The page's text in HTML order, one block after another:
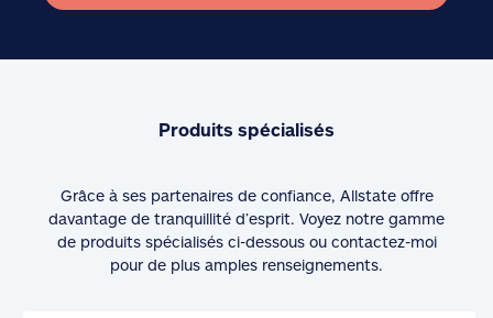
Produits spécialisés
Grâce à ses partenaires de confiance, Allstate offre
davantage de tranquillité d’esprit. Voyez notre gamme
de produits spécialisés ci-dessous ou contactez-moi
pour de plus amples renseignements.